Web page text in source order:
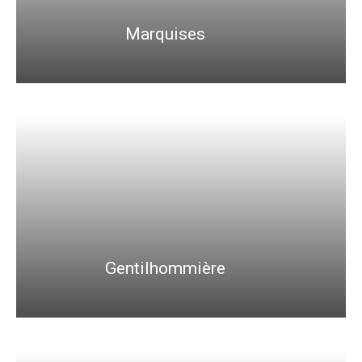
Marquises
Gentilhommière